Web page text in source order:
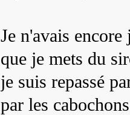
Je n'avais encore
que je mets du
je suis repassé
par les